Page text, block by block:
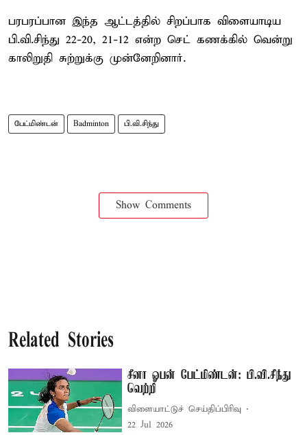
பரபரப்பான இந்த ஆட்டத்தில் சிறப்பாக விளையாடிய
பி.வி.சிந்து 22-20, 21-12 என்ற செட் கணக்கில் வென்று
காலிறுதி சுற்றுக்கு முன்னேறினார்.
பேட்மிண்டன் Badminton பி.வி.சிந்து
Show Comments
Related Stories
சீனா ஓபன் பேட்மிண்டன்: பி.வி.சிந்து
வெற்றி
விளையாட்டுச் செய்திப்பிரிவு
22 Jul 2026